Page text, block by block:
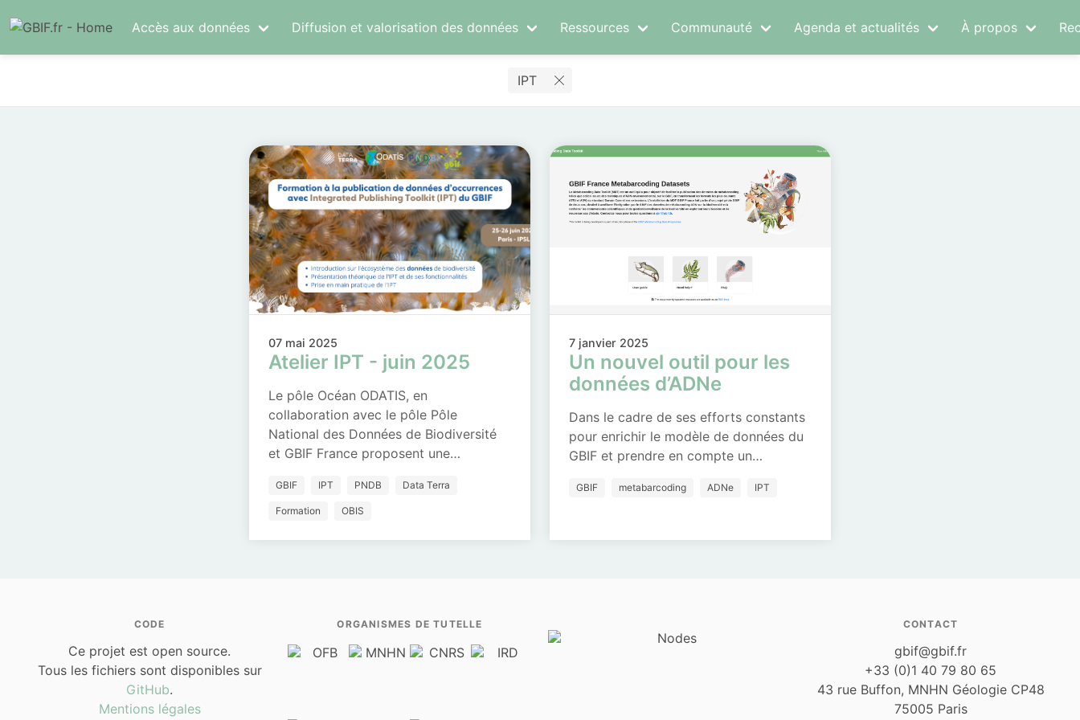
Accès aux données Diffusion et valorisation des données Ressources Communauté Agenda et actualités À propos
IPT
07 mai 2025
Atelier IPT - juin 2025
Le pôle Océan ODATIS, en
collaboration avec le pôle Pôle
National des Données de Biodiversité
et GBIF France proposent une…
GBIF IPT PNDB Data Terra
Formation OBIS
7 janvier 2025
Un nouvel outil pour les
données d’ADNe
Dans le cadre de ses efforts constants
pour enrichir le modèle de données du
GBIF et prendre en compte un…
GBIF metabarcoding ADNe IPT
CODE
Ce projet est open source.
Tous les fichiers sont disponibles sur
GitHub.
Mentions légales
ORGANISMES DE TUTELLE CONTACT
gbif@gbif.fr
+33 (0)1 40 79 80 65
43 rue Buffon, MNHN Géologie CP48
75005 Paris